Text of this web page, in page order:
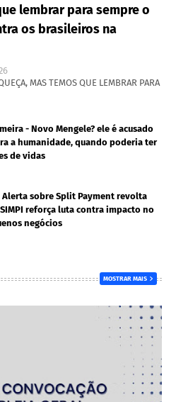
lembrar para sempre o
os brasileiros na
MAS TEMOS QUE LEMBRAR PARA
- Novo Mengele? ele é acusado
a humanidade, quando poderia ter
de vidas
Alerta sobre Split Payment revolta
reforça luta contra impacto no
negócios
MOSTRAR MAIS